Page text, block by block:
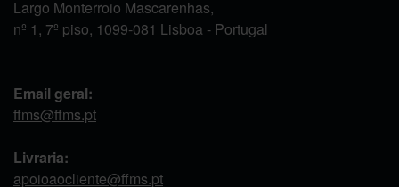
Largo Monterroio Mascarenhas,
nº 1, 7º piso, 1099-081 Lisboa - Portugal
Email geral:
ffms@ffms.pt
Livraria:
apoioaocliente@ffms.pt